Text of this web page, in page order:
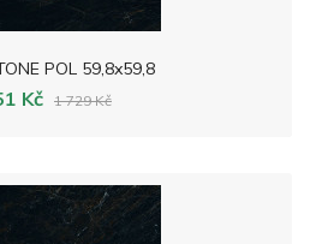
POL 59,8x59,8
Kč 1 729 Kč